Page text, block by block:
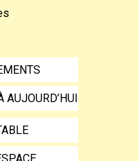
AUJOURD’HUI